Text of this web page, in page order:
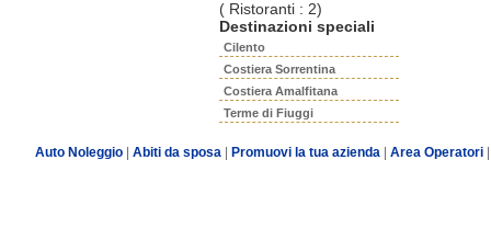
( Ristoranti : 2)
Destinazioni speciali
Cilento
Costiera Sorrentina
Costiera Amalfitana
Terme di Fiuggi
Auto Noleggio| Abiti da sposa| Promuovi la tua azienda Area Operatori